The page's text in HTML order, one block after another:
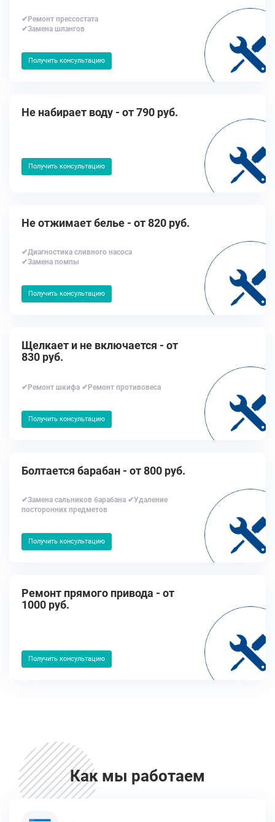
✔Ремонт прессостата
✔Замена шлангов
Получить консультацию
Не набирает воду - от 790 руб.
Получить консультацию
Не отжимает белье - от 820 руб.
✔Диагностика сливного насоса
✔Замена помпы
Получить консультацию
Щелкает и не включается - от
830 руб.
✔Ремонт шкифа ✔Ремонт противовеса
Получить консультацию
Болтается барабан - от 800 руб.
✔Замена сальников барабана ✔Удаление
посторонних предметов
Получить консультацию
Ремонт прямого привода - от
1000 руб.
Получить консультацию
Как мы работаем